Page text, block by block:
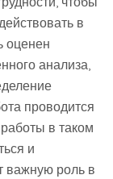
в
оценен
анализа,
проводится
в таком
и
важную роль в